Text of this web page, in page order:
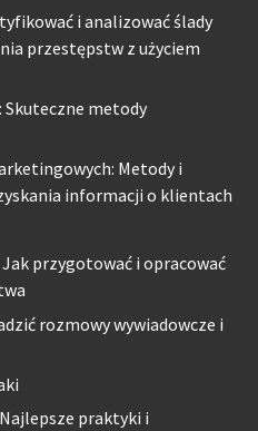
i analizować ślady
przestępstw z użyciem
Skuteczne metody
Metody i
informacji o klientach
przygotować i opracować
rozmowy wywiadowcze i
praktyki i